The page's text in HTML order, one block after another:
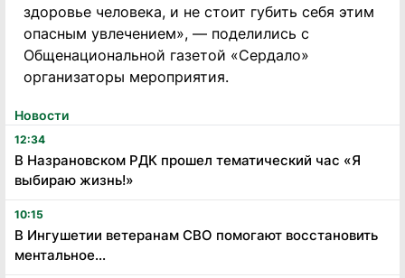
Новости
12:34
В Назрановском РДК прошел тематический час «Я
выбираю жизнь!»
10:15
В Ингушетии ветеранам СВО помогают восстановить
ментальное...
здоровье человека, и не стоит губить себя этим
опасным увлечением», — поделились с
Общенациональной газетой «Сердало»
организаторы мероприятия.